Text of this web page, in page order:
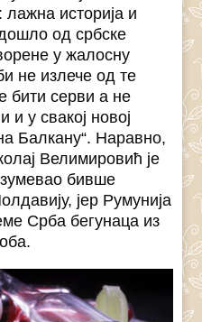
историја и
од србске
у жалосну
не излече од те
бити серви а не
и у свакој новој
Балкану“. Наравно,
Велимировић је
бивше
јер Румунија
Срба бегунаца из